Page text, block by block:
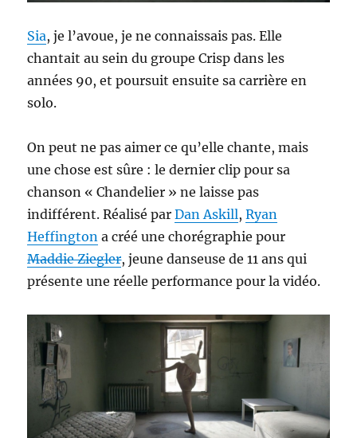
Sia, je l’avoue, je ne connaissais pas. Elle
chantait au sein du groupe Crisp dans les
années 90, et poursuit ensuite sa carrière en
solo.
On peut ne pas aimer ce qu’elle chante, mais
une chose est sûre : le dernier clip pour sa
chanson « Chandelier » ne laisse pas
indifférent. Réalisé parDan Askill,Ryan
Heffington a créé une chorégraphie pour
Maddie Ziegler, jeune danseuse de 11 ans qui
présente une réelle performance pour la vidéo.